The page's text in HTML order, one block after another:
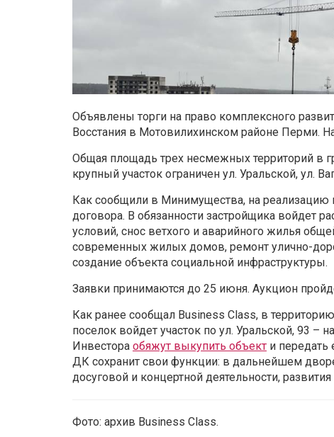
Объявлены торги на право комплексного
Восстания в Мотовилихинском районе Перми.
Общая площадь трех несмежных территорий в
крупный участок ограничен ул. Уральской, ул.
Как сообщили в Минимущества, на реализацию
договора. В обязанности застройщика войдет
условий, снос ветхого и аварийного жилья
современных жилых домов, ремонт улично-
создание объекта социальной инфраструктуры.
Заявки принимаются до 25 июня. Аукцион
Как ранее сообщал Business Class, в
поселок войдет участок по ул. Уральской, 93
Инвестора обяжут выкупить объект и передать
ДК сохранит свои функции: в дальнейшем
досуговой и концертной деятельности,
Фото: архив Business Class.